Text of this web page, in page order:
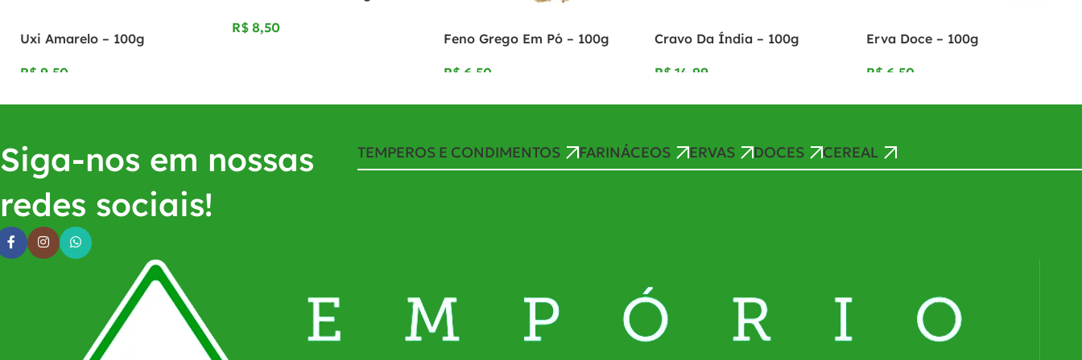
Uxi Amarelo – 100g
R$
R$
Feno Grego Em Pó – 100g
R$
Cravo Da Índia – 100g
R$
Erva Doce – 100g
R$
Siga-nos em nossas
redes sociais!
TEMPEROS E CONDIMENTOS FARINÁCEOS ERVAS DOCES CEREAL